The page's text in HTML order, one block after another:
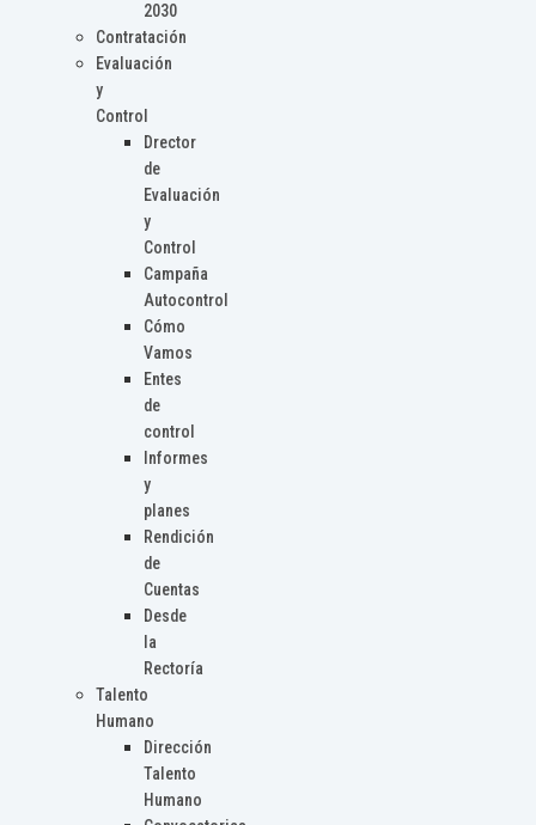
2030
Contratación
Evaluación
y
Control
Drector
de
Evaluación
y
Control
Campaña
Autocontrol
Cómo
Vamos
Entes
de
control
Informes
y
planes
Rendición
de
Cuentas
Desde
la
Rectoría
Talento
Humano
Dirección
Talento
Humano